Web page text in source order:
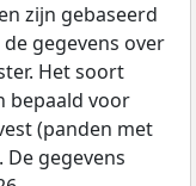
zijn gebaseerd
gegevens over
Het soort
bepaald voor
(panden met
gegevens